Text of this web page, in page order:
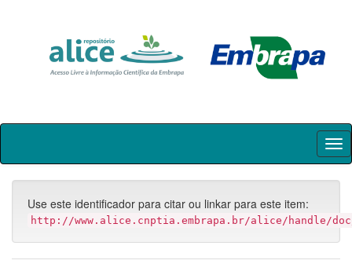
Skip
Use este identificador para citar ou linkar para este item:
http://www.alice.cnptia.embrapa.br/alice/handle/doc/